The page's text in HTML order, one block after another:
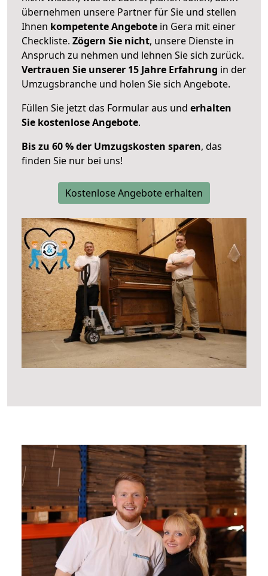
übernehmen unsere Partner für Sie und stellen
Ihnen kompetente Angebote in Gera mit einer
Checkliste. Zögern Sie nicht, unsere Dienste in
Anspruch zu nehmen und lehnen Sie sich zurück.
Vertrauen Sie unserer 15 Jahre Erfahrung in der
Umzugsbranche und holen Sie sich Angebote.
Füllen Sie jetzt das Formular aus und erhalten
Sie kostenlose Angebote.
Bis zu 60 % der Umzugskosten sparen, das
finden Sie nur bei uns!
Kostenlose Angebote erhalten